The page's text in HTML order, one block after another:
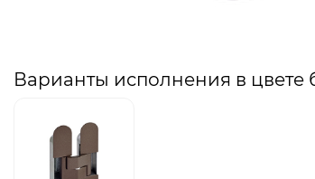
Варианты исполнения в цвете